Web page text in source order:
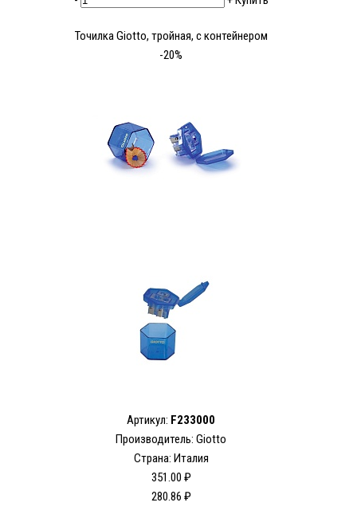
Точилка Giotto, тройная, с контейнером
-20%
Артикул: F233000
Производитель: Giotto
Страна: Италия
351.00 ₽
280.86 ₽